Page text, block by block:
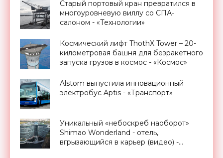
Старый портовый кран превратился в
многоуровневую виллу со СПА-
салоном - «Технологии»
Космический лифт ThothX Tower – 20-
километровая башня для безракетного
запуска грузов в космос - «Космос»
Alstom выпустила инновационный
электробус Aptis - «Транспорт»
Уникальный «небоскреб наоборот»
Shimao Wonderland - отель,
вгрызающийся в карьер (видео) -